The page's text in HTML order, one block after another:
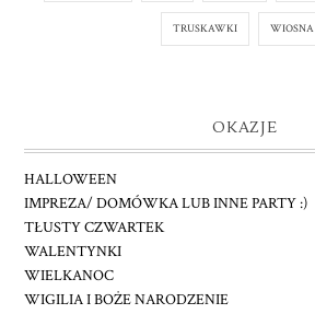
TRUSKAWKI WIOSNA
OKAZJE
HALLOWEEN
IMPREZA/ DOMÓWKA LUB INNE PARTY :)
TŁUSTY CZWARTEK
WALENTYNKI
WIELKANOC
WIGILIA I BOŻE NARODZENIE